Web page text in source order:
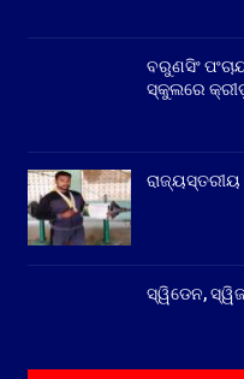
ବରୁଣସିଂ
ସ୍କୁଲରେ
ରାଜ୍ୟସ୍ତରୀୟ
ସ୍ୱିଡେନ,